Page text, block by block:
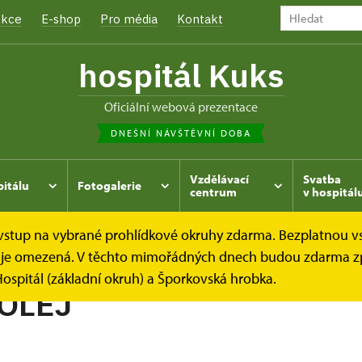
E-shop Pro média Kontakt
hospitál Kuks
oficiální webová prezentace
DNEŠNÍ NÁVŠTĚVNÍ DOBA
Fotogalerie
Vzdělávací
centrum
Svatba
v
na vybrané prohlídkové okruhy zdarma. Bezplatnou
omezená. V těchto mimořádných dnech budou zdarma
(základní okruh) a Šporkovská hrobka.
Kukský herbář - aneb co u nás roste... MÁTA